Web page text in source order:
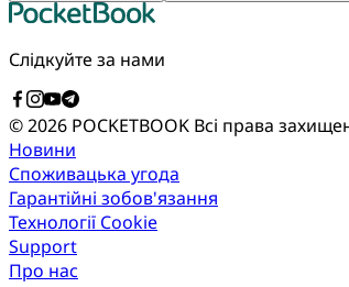
Слідкуйте за нами
© 2026 POCKETBOOK Всі права
Новини
Споживацька угода
Гарантійні зобов'язання
Технології Cookie
Support
Про нас